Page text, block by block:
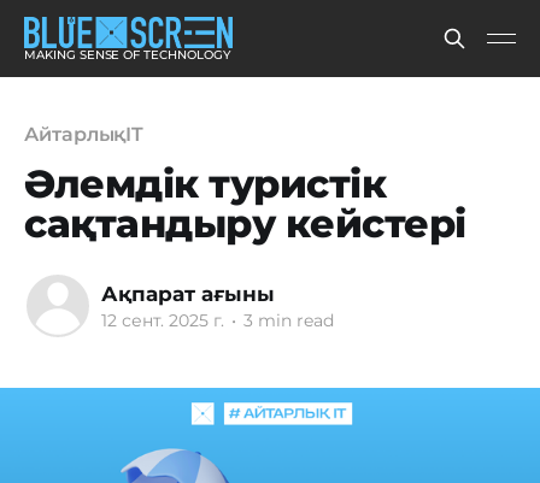
MAKING SENSE OF TECHNOLOGY
АйтарлықIT
Әлемдік туристік
сақтандыру кейстері
Ақпарат ағыны
12 сент. 2025 г. • 3 min read